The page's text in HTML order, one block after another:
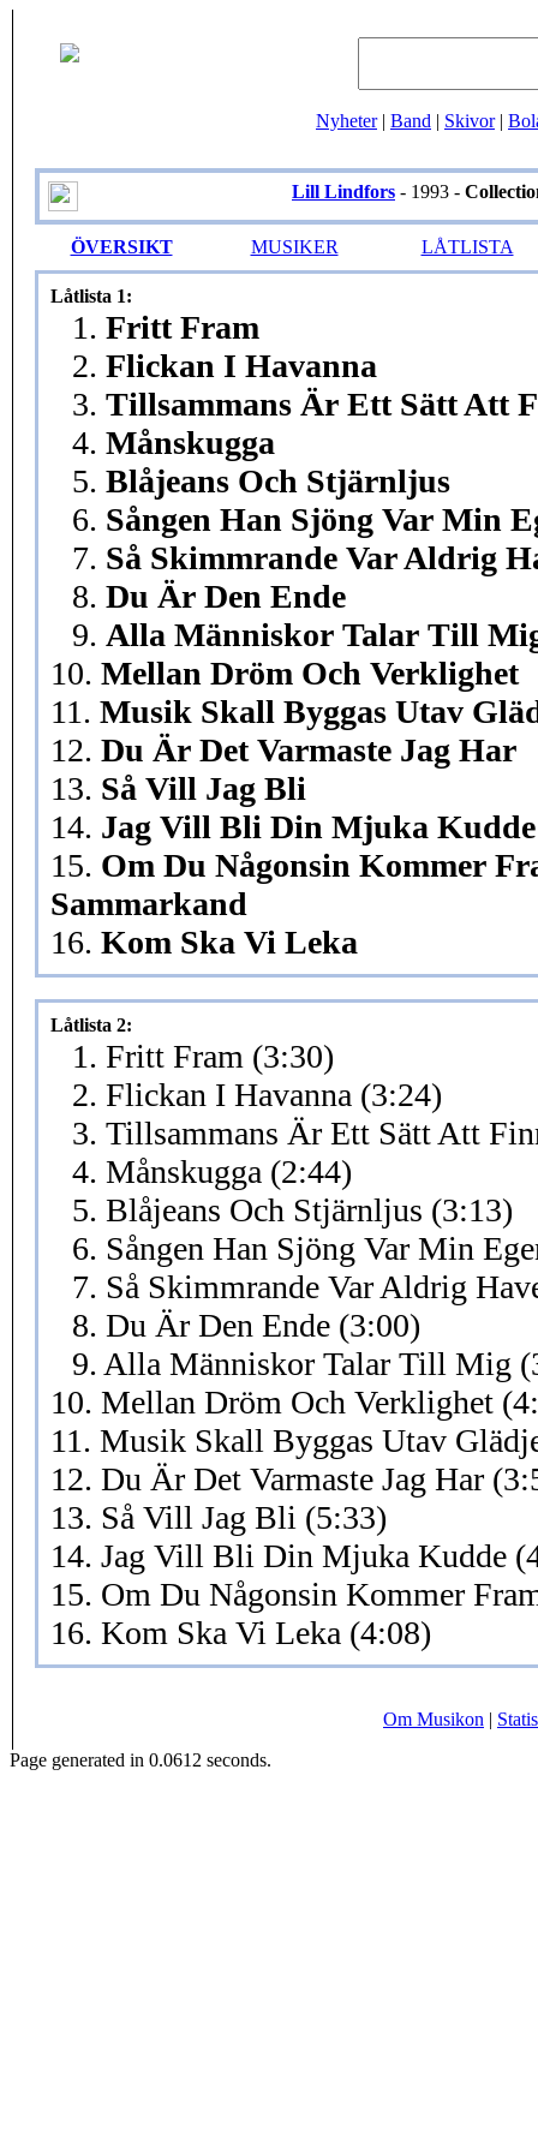
Nyheter| Band | Skivor|
Lill Lindfors - 1993 -
ÖVERSIKT MUSIKER LÅTLISTA
Låtlista 1:
1. Fritt Fram
2. Flickan I Havanna
3. Tillsammans Är Ett Sätt Att
4. Månskugga
5. Blåjeans Och Stjärnljus
6. Sången Han Sjöng Var Min
7. Så Skimmrande Var Aldrig
8. Du Är Den Ende
9. Alla Människor Talar Till
10. Mellan Dröm Och Verklighet
11. Musik Skall Byggas Utav
12. Du Är Det Varmaste Jag Har
13. Så Vill Jag Bli
14. Jag Vill Bli Din Mjuka Kudde
15. Om Du Någonsin Kommer
Sammarkand
16. Kom Ska Vi Leka
Låtlista 2:
1. Fritt Fram (3:30)
2. Flickan I Havanna (3:24)
3. Tillsammans Är Ett Sätt Att
4. Månskugga (2:44)
5. Blåjeans Och Stjärnljus (3:13)
6. Sången Han Sjöng Var Min
7. Så Skimmrande Var Aldrig
8. Du Är Den Ende (3:00)
9. Alla Människor Talar Till Mig
10. Mellan Dröm Och Verklighet
11. Musik Skall Byggas Utav
12. Du Är Det Varmaste Jag Har
13. Så Vill Jag Bli (5:33)
14. Jag Vill Bli Din Mjuka Kudde
15. Om Du Någonsin Kommer
16. Kom Ska Vi Leka (4:08)
Om Musikon |
Page generated in 0.0612 seconds.